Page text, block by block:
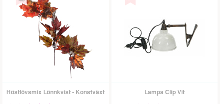
Höstlövsmix Lönnkvist - Konstväxt Lampa Clip Vit